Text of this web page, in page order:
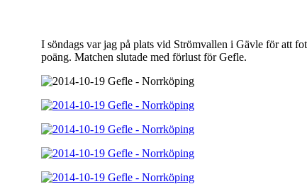
I söndags var jag på plats vid Strömvallen i Gävle för att
poäng. Matchen slutade med förlust för Gefle.